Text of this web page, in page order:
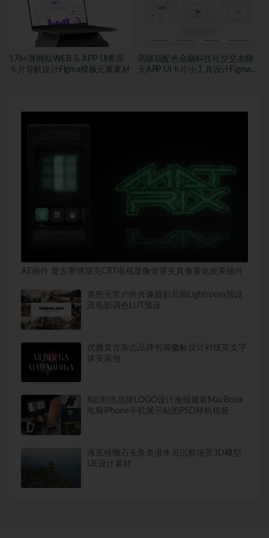
176+屏网站WEB & APP UI界面
卡片导航设计Figma模板元素素材
高级双配色金融科技社交交友聊
天APP UI卡片小工具设计Figma格
AE插件 复古赛博朋克CRT电视显像管屏失真像素化效果插件
喜怒无常户外肖像摄影后期Lightroom预设
及电影调色LUT预设
优雅复古杂志品牌包装徽标设计衬线英文字
体安装包
8款时尚品牌LOGO设计海报服装MacBook
电脑iPhone手机展示贴图PSD样机模板
海底植物石头鱼类潜水员沉船场景3D模型
UE设计素材